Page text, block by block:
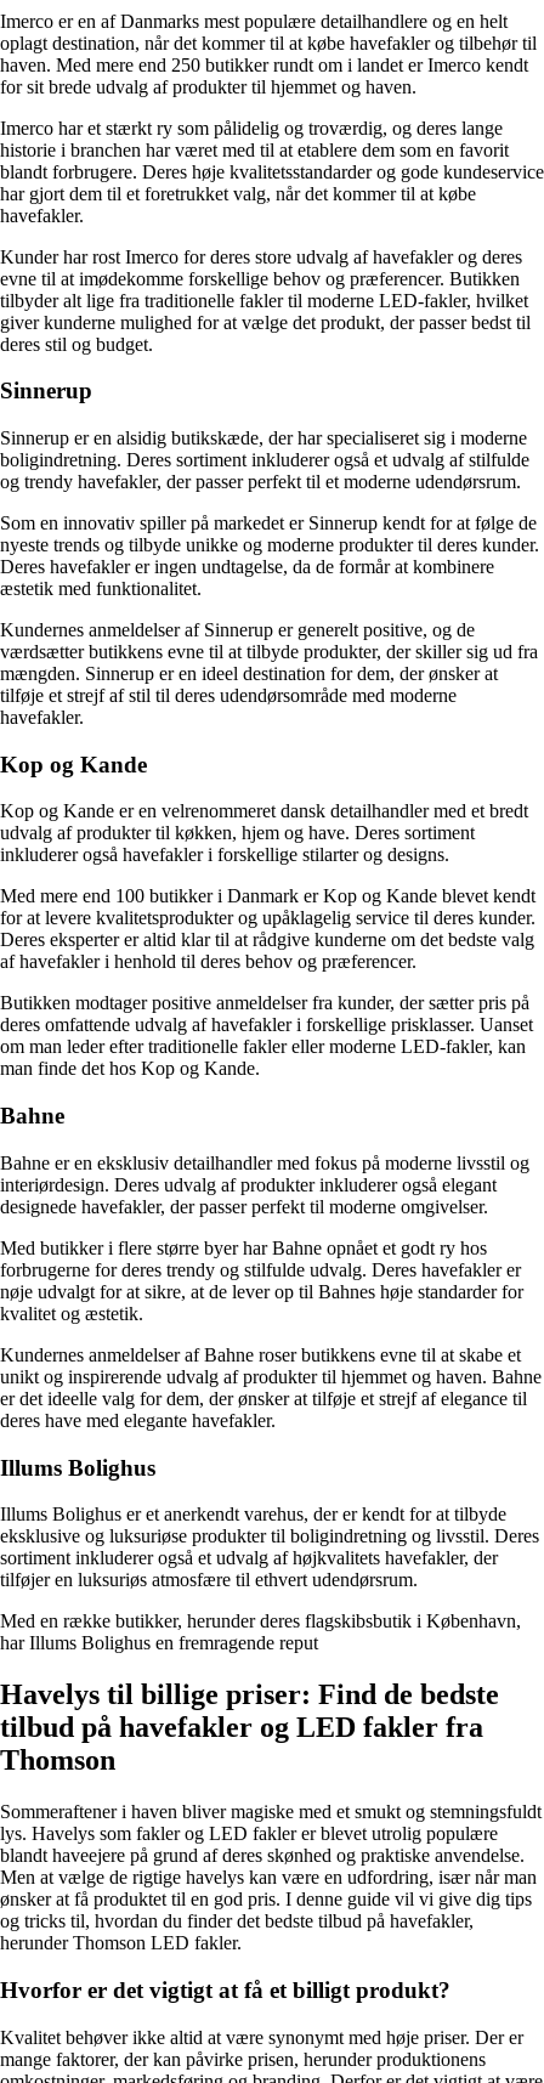
Imerco er en af Danmarks mest populære detailhandlere og en helt
oplagt destination, når det kommer til at købe havefakler og tilbehør til
haven. Med mere end 250 butikker rundt om i landet er Imerco kendt
for sit brede udvalg af produkter til hjemmet og haven.
Imerco har et stærkt ry som pålidelig og troværdig, og deres lange
historie i branchen har været med til at etablere dem som en favorit
blandt forbrugere. Deres høje kvalitetsstandarder og gode kundeservice
har gjort dem til et foretrukket valg, når det kommer til at købe
havefakler.
Kunder har rost Imerco for deres store udvalg af havefakler og deres
evne til at imødekomme forskellige behov og præferencer. Butikken
tilbyder alt lige fra traditionelle fakler til moderne LED-fakler, hvilket
giver kunderne mulighed for at vælge det produkt, der passer bedst til
deres stil og budget.
Sinnerup
Sinnerup er en alsidig butikskæde, der har specialiseret sig i moderne
boligindretning. Deres sortiment inkluderer også et udvalg af stilfulde
og trendy havefakler, der passer perfekt til et moderne udendørsrum.
Som en innovativ spiller på markedet er Sinnerup kendt for at følge de
nyeste trends og tilbyde unikke og moderne produkter til deres kunder.
Deres havefakler er ingen undtagelse, da de formår at kombinere
æstetik med funktionalitet.
Kundernes anmeldelser af Sinnerup er generelt positive, og de
værdsætter butikkens evne til at tilbyde produkter, der skiller sig ud fra
mængden. Sinnerup er en ideel destination for dem, der ønsker at
tilføje et strejf af stil til deres udendørsområde med moderne
havefakler.
Kop og Kande
Kop og Kande er en velrenommeret dansk detailhandler med et bredt
udvalg af produkter til køkken, hjem og have. Deres sortiment
inkluderer også havefakler i forskellige stilarter og designs.
Med mere end 100 butikker i Danmark er Kop og Kande blevet kendt
for at levere kvalitetsprodukter og upåklagelig service til deres kunder.
Deres eksperter er altid klar til at rådgive kunderne om det bedste valg
af havefakler i henhold til deres behov og præferencer.
Butikken modtager positive anmeldelser fra kunder, der sætter pris på
deres omfattende udvalg af havefakler i forskellige prisklasser. Uanset
om man leder efter traditionelle fakler eller moderne LED-fakler, kan
man finde det hos Kop og Kande.
Bahne
Bahne er en eksklusiv detailhandler med fokus på moderne livsstil og
interiørdesign. Deres udvalg af produkter inkluderer også elegant
designede havefakler, der passer perfekt til moderne omgivelser.
Med butikker i flere større byer har Bahne opnået et godt ry hos
forbrugerne for deres trendy og stilfulde udvalg. Deres havefakler er
nøje udvalgt for at sikre, at de lever op til Bahnes høje standarder for
kvalitet og æstetik.
Kundernes anmeldelser af Bahne roser butikkens evne til at skabe et
unikt og inspirerende udvalg af produkter til hjemmet og haven. Bahne
er det ideelle valg for dem, der ønsker at tilføje et strejf af elegance til
deres have med elegante havefakler.
Illums Bolighus
Illums Bolighus er et anerkendt varehus, der er kendt for at tilbyde
eksklusive og luksuriøse produkter til boligindretning og livsstil. Deres
sortiment inkluderer også et udvalg af højkvalitets havefakler, der
tilføjer en luksuriøs atmosfære til ethvert udendørsrum.
Med en række butikker, herunder deres flagskibsbutik i København,
har Illums Bolighus en fremragende reput
Havelys til billige priser: Find de bedste
tilbud på havefakler og LED fakler fra
Thomson
Sommeraftener i haven bliver magiske med et smukt og stemningsfuldt
lys. Havelys som fakler og LED fakler er blevet utrolig populære
blandt haveejere på grund af deres skønhed og praktiske anvendelse.
Men at vælge de rigtige havelys kan være en udfordring, især når man
ønsker at få produktet til en god pris. I denne guide vil vi give dig tips
og tricks til, hvordan du finder det bedste tilbud på havefakler,
herunder Thomson LED fakler.
Hvorfor er det vigtigt at få et billigt produkt?
Kvalitet behøver ikke altid at være synonymt med høje priser. Der er
mange faktorer, der kan påvirke prisen, herunder produktionens